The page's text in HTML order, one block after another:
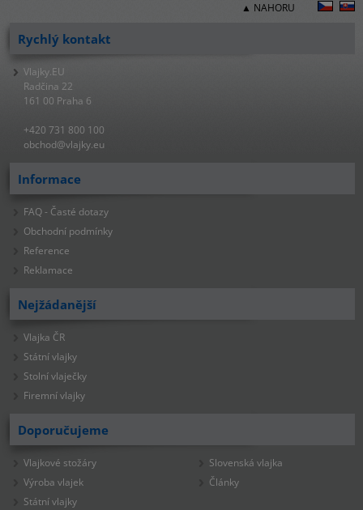
▲ NAHORU
Rychlý kontakt
Vlajky.EU
Radčina 22
161 00 Praha 6
+420 731 800 100
obchod@vlajky.eu
Informace
FAQ - Časté dotazy
Obchodní podmínky
Reference
Reklamace
Nejžádanější
Vlajka ČR
Státní vlajky
Stolní vlaječky
Firemní vlajky
Doporučujeme
Vlajkové stožáry
Výroba vlajek
Státní vlajky
Slovenská vlajka
Články